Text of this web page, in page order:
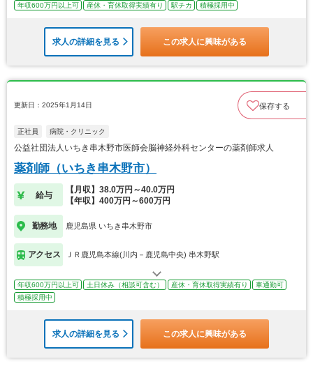
年収600万円以上可 産休・育休取得実績有り 駅チカ 積極採用中
求人の詳細を見る この求人に興味がある
更新日：2025年1月14日 保存する
正社員 病院・クリニック
公益社団法人いちき串木野市医師会脳神経外科センターの薬剤師求人
薬剤師（いちき串木野市）
給与
【月収】38.0万円～40.0万円
【年収】400万円～600万円
勤務地 鹿児島県 いちき串木野市
アクセス ＪＲ鹿児島本線(川内－鹿児島中央) 串木野駅
年収600万円以上可 土日休み（相談可含む） 産休・育休取得実績有り
車通勤可
積極採用中
求人の詳細を見る この求人に興味がある